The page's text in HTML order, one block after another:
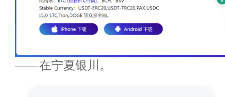
——在宁夏银川。